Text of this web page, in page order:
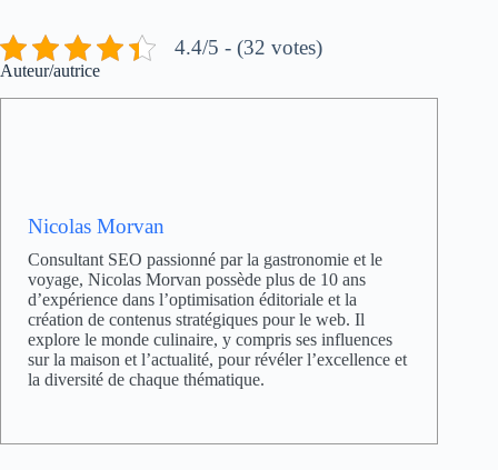
4.4/5 - (32 votes)
Auteur/autrice
Nicolas Morvan
Consultant SEO passionné par la gastronomie et le
voyage, Nicolas Morvan possède plus de 10 ans
d’expérience dans l’optimisation éditoriale et la
création de contenus stratégiques pour le web. Il
explore le monde culinaire, y compris ses influences
sur la maison et l’actualité, pour révéler l’excellence et
la diversité de chaque thématique.